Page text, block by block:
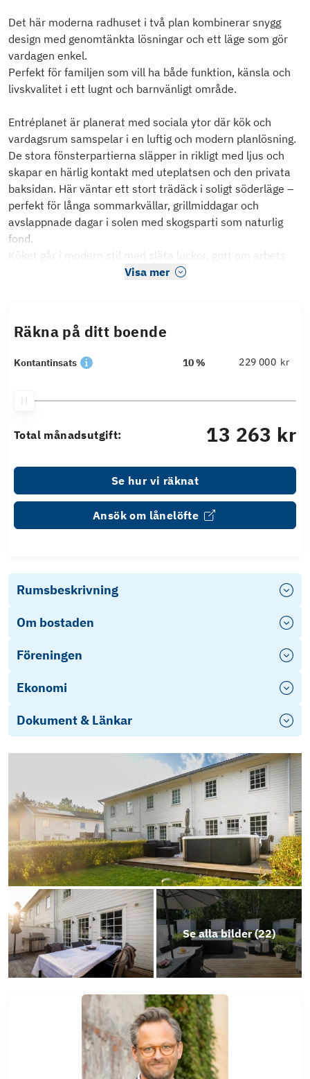
Det här moderna radhuset i två plan kombinerar snygg
design med genomtänkta lösningar och ett läge som gör
vardagen enkel.
Perfekt för familjen som vill ha både funktion, känsla och
livskvalitet i ett lugnt och barnvänligt område.
Entréplanet är planerat med sociala ytor där kök och
vardagsrum samspelar i en luftig och modern planlösning.
De stora fönsterpartierna släpper in rikligt med ljus och
skapar en härlig kontakt med uteplatsen och den privata
baksidan. Här väntar ett stort trädäck i soligt söderläge –
perfekt för långa sommarkvällar, grillmiddagar och
avslappnade dagar i solen med skogsparti som naturlig
fond.
Köket går i modern stil med släta luckor, gott om arbets
Visa mer
Räkna på ditt boende
Kontantinsats 10 % kr
Total månadsutgift: 13 263 kr
Se hur vi räknat
Ansök om lånelöfte
Rumsbeskrivning
Om bostaden
Föreningen
Ekonomi
Dokument & Länkar
Energideklaration-1455688
Se alla bilder (22)